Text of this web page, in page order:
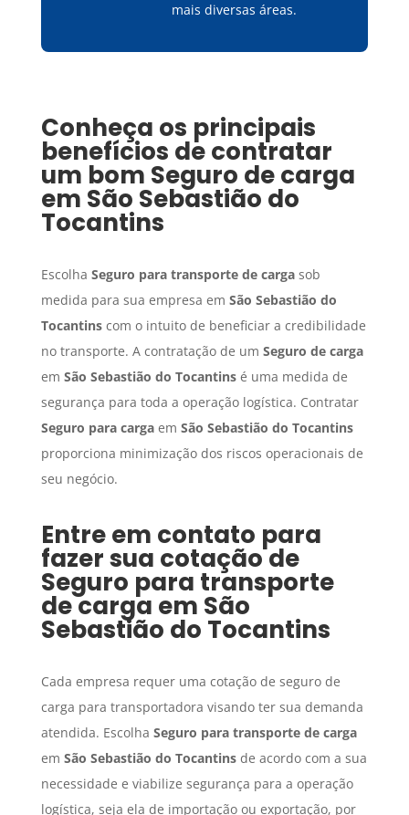
mais diversas áreas.
Conheça os principais
benefícios de contratar
um bom Seguro de carga
em São Sebastião do
Tocantins
Escolha Seguro para transporte de cargasob
medida para sua empresa em São Sebastião do
Tocantinscom o intuito de beneficiar a credibilidade
no transporte. A contratação de um Seguro de carga
em São Sebastião do Tocantinsé uma medida de
segurança para toda a operação logística. Contratar
Seguro para cargaem São Sebastião do Tocantins
proporciona minimização dos riscos operacionais de
seu negócio.
Entre em contato para
fazer sua cotação de
Seguro para transporte
de carga em São
Sebastião do Tocantins
Cada empresa requer uma cotação de seguro de
carga para transportadora visando ter sua demanda
atendida. Escolha Seguro para transporte de carga
em São Sebastião do Tocantinsde acordo com a sua
necessidade e viabilize segurança para a operação
logística, seja ela de importação ou exportação, por